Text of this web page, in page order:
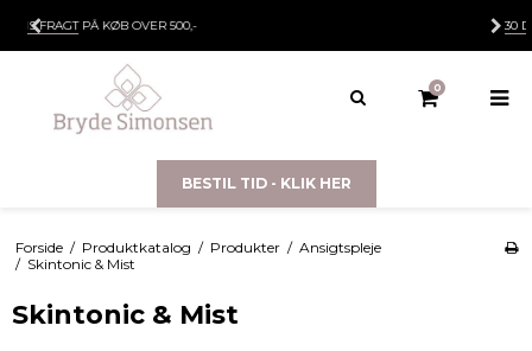
GRATIS FRAGT
0
BESTIL TID - KLIK HER
Forside / Produktkatalog / Produkter / Ansigtspleje
/ Skintonic & Mist
Skintonic & Mist